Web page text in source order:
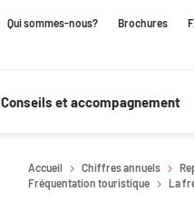
Qui sommes-nous? Brochures
Conseils et accompagnement
Accueil Chiffres annuels
Fréquentation touristique
La